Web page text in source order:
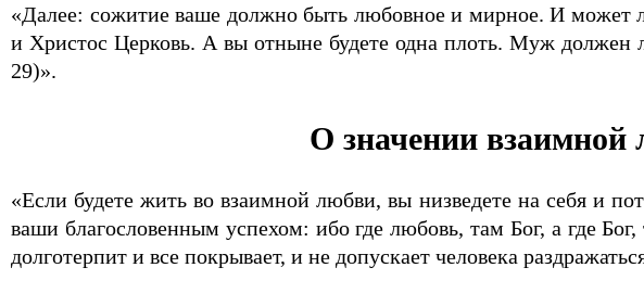
«Далее: сожитие ваше должно быть любовное и мирное. И может
и Христос Церковь. А вы отныне будете одна плоть. Муж
29)».
О значении взаимной
«Если будете жить во взаимной любви, вы низведете на себя и
ваши благословенным успехом: ибо где любовь, там Бог, а где
долготерпит и все покрывает, и не допускает человека